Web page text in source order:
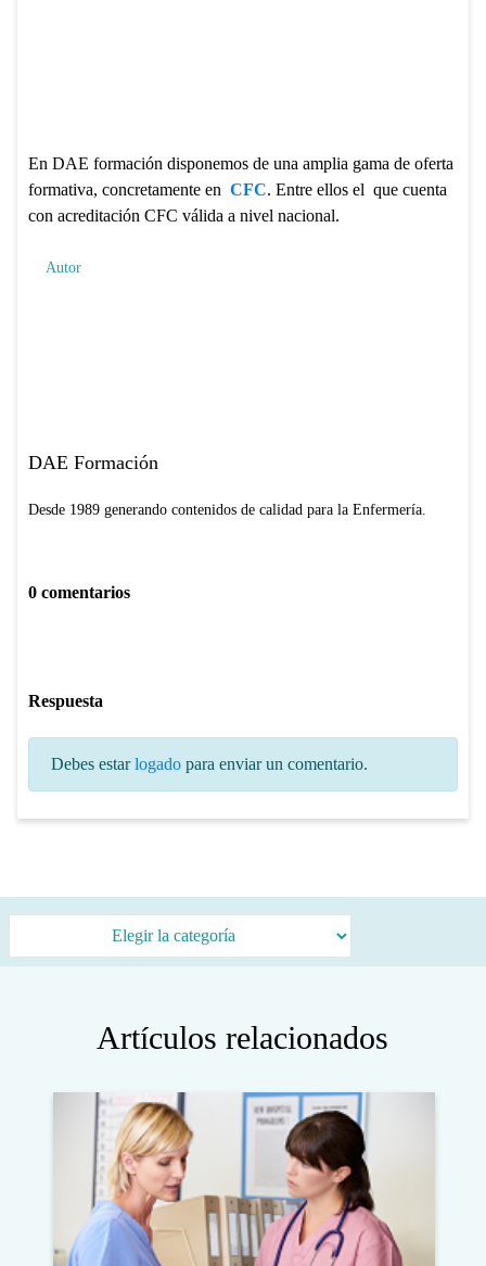
En DAE formación disponemos de una amplia gama de oferta
formativa, concretamente en CFC. Entre ellos el que cuenta
con acreditación CFC válida a nivel nacional.
Autor
DAE Formación
Desde 1989 generando contenidos de calidad para la Enfermería.
0 comentarios
Respuesta
Debes estarlogadopara enviar un comentario.
Artículos relacionados